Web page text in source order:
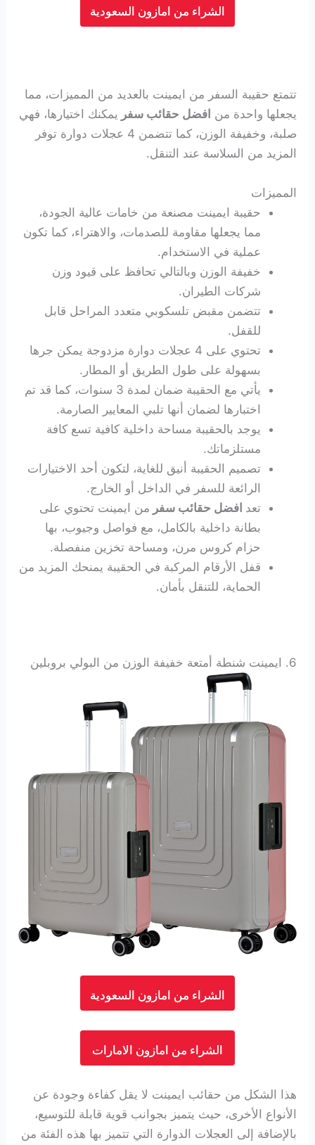
الشراء من امازون السعودية
تتمتع حقيبة السفر من ايمينت بالعديد من المميزات، مما
يجعلها واحدة من افضل حقائب سفر يمكنك اختيارها، فهي
صلبة، وخفيفة الوزن، كما تتضمن 4 عجلات دوارة توفر
المزيد من السلاسة عند التنقل.
المميزات
حقيبة ايمينت مصنعة من خامات عالية الجودة،
مما يجعلها مقاومة للصدمات، والاهتراء، كما تكون
عملية في الاستخدام.
خفيفة الوزن وبالتالي تحافظ على قيود وزن
شركات الطيران.
تتضمن مقبض تلسكوبي متعدد المراحل قابل
للقفل.
تحتوي على 4 عجلات دوارة مزدوجة يمكن جرها
بسهولة على طول الطريق أو المطار.
يأتي مع الحقيبة ضمان لمدة 3 سنوات، كما قد تم
اختبارها لضمان أنها تلبي المعايير الصارمة.
يوجد بالحقيبة مساحة داخلية كافية تسع كافة
مستلزماتك.
تصميم الحقيبة أنيق للغاية، لتكون أحد الاختيارات
الرائعة للسفر في الداخل أو الخارج.
تعد افضل حقائب سفر من ايمينت تحتوي على
بطانة داخلية بالكامل، مع فواصل وجيوب، بها
حزام كروس مرن، ومساحة تخزين منفصلة.
قفل الأرقام المركبة في الحقيبة يمنحك المزيد من
الحماية، للتنقل بأمان.
6. ايمينت شنطة أمتعة خفيفة الوزن من البولي بروبلين
الشراء من امازون السعودية
الشراء من امازون الامارات
هذا الشكل من حقائب ايمينت لا يقل كفاءة وجودة عن
الأنواع الأخرى، حيث يتميز بجوانب قوية قابلة للتوسيع،
بالإضافة إلى العجلات الدوارة التي تتميز بها هذه الفئة من